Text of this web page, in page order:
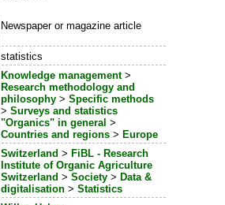
Newspaper or magazine article
statistics
Knowledge management>
Research methodology and
philosophy >Specific methods
>Surveys and statistics
"Organics" in general >
Countries and regions > Europe
Switzerland > FiBL - Research
Institute of Organic Agriculture
Switzerland >Society > Data &
digitalisation >Statistics